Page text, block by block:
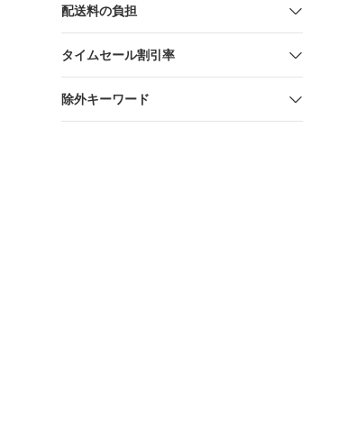
配送料の負担
タイムセール割引率
除外キーワード